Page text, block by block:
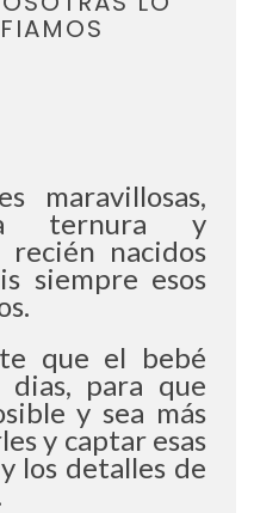
maravillosas,
ternura y
recién nacidos
siempre esos
que el bebé
para que
y sea más
y captar esas
los detalles de